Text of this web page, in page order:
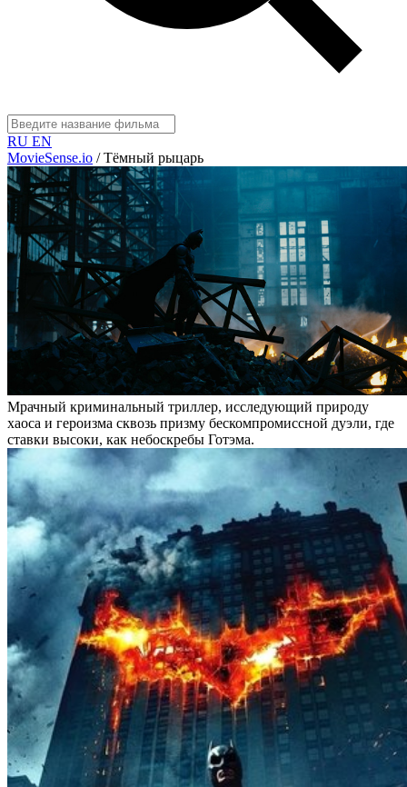
RU EN
MovieSense.io / Тёмный рыцарь
Мрачный криминальный триллер, исследующий природу
хаоса и героизма сквозь призму бескомпромиссной дуэли, где
ставки высоки, как небоскребы Готэма.